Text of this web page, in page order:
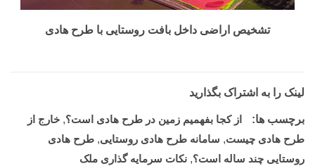
تشخیص اراضی داخل بافت روستایی با طرح هادی
لینک را به اشتراک بگذارید
برچسب ها: از کجا بفهمیم زمین در طرح هادی است؟, خارج از
طرح هادی چیست, سامانه طرح هادی روستایی, طرح هادی
روستایی چند ساله است؟, نکات سرمایه گذاری ملک